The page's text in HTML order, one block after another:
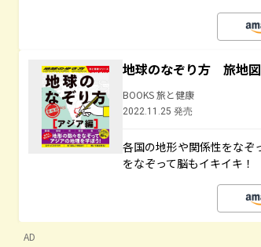
地球のなぞり方 旅地
BOOKS 旅と健康
2022.11.25 発売
各国の地形や関係性をなぞ
をなぞって脳もイキイキ！
AD